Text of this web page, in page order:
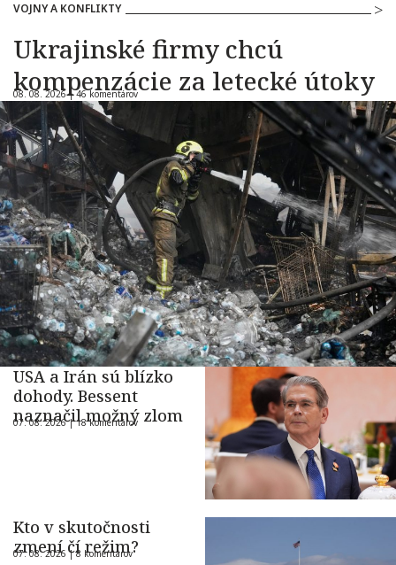
VOJNY A KONFLIKTY
Ukrajinské firmy chcú
kompenzácie za letecké útoky
08. 08. 2026 |46 komentárov
USA a Irán sú blízko
dohody. Bessent
naznačil možný zlom
07. 08. 2026 |18 komentárov
Kto v skutočnosti
zmení čí režim?
07. 08. 2026 |8 komentárov